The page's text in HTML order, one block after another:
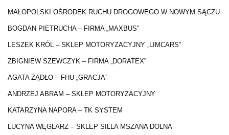
MAŁOPOLSKI OŚRODEK RUCHU DROGOWEGO W NOWYM SĄCZU
BOGDAN PIETRUCHA – FIRMA „MAXBUS”
LESZEK KRÓL – SKLEP MOTORYZACYJNY „LIMCARS”
ZBIGNIEW SZEWCZYK – FIRMA „DORATEX”
AGATA ŻĄDŁO – FHU „GRACJA”
ANDRZEJ ABRAM – SKLEP MOTORYZACYJNY
KATARZYNA NAPORA – TK SYSTEM
LUCYNA WĘGLARZ – SKLEP SILLA MSZANA DOLNA